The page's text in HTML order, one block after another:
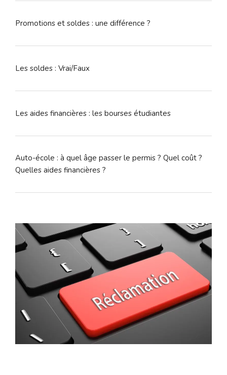
Promotions et soldes : une différence ?
Les soldes : Vrai/Faux
Les aides financières : les bourses étudiantes
Auto-école : à quel âge passer le permis ? Quel coût ?
Quelles aides financières ?